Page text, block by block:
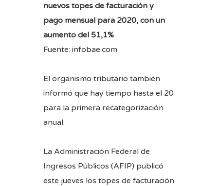
nuevos topes de facturación y
pago mensual para 2020, con un
aumento del 51,1%
Fuente: infobae.com
El organismo tributario también
informó que hay tiempo hasta el 20
para la primera recategorización
anual.
La Administración Federal de
Ingresos Públicos (AFIP) publicó
este jueves los topes de facturación